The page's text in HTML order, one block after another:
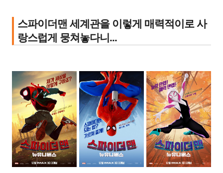
스파이더맨 세계관을 이렇게 매력적이로 사
랑스럽게 뭉쳐놓다니...